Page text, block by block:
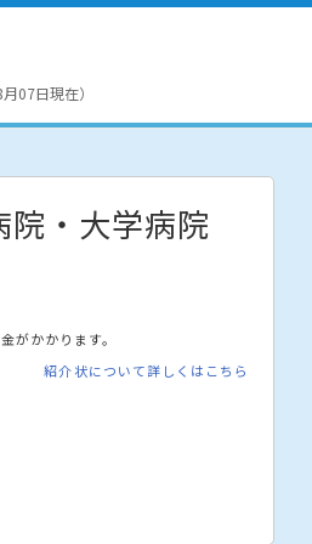
07日現在）
・大学病院
がかかります。
紹介状について詳しくはこちら